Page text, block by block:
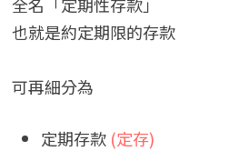
也就是約定期限的存款
可再細分為
定期存款 (定存)